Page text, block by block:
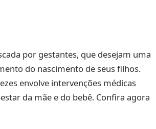
por gestantes, que desejam uma
do nascimento de seus filhos.
envolve intervenções médicas
da mãe e do bebê. Confira agora